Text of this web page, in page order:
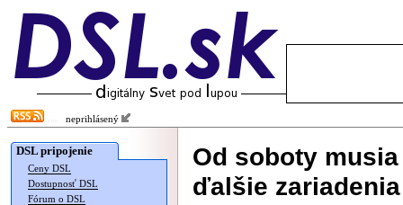
neprihlásený
DSL pripojenie
Ceny DSL
Dostupnosť DSL
Fórum o DSL
Od soboty
ďalšie